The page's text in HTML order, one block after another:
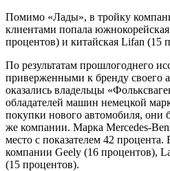
Помимо «Лады», в тройку
клиентами попала
процентов) и китайская Lifan (15
По результатам прошлогоднего
приверженными к бренду своего
оказались владельцы
обладателей машин немецкой
покупки нового автомобиля,
же компании. Марка Mercedes-
место с показателем 42 процента.
компании Geely (16 процентов),
(15 процентов).